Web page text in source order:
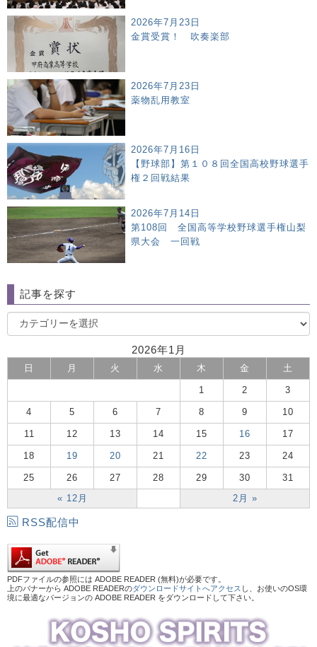
2026年7月23日
金賞受賞！ 吹奏楽部
2026年7月23日
薬物乱用教室
2026年7月16日
【野球部】第１０８回全国高校野球選手
権２回戦結果
2026年7月14日
第108回 全国高等学校野球選手権山梨
県大会 一回戦
記事を探す
2026年1月
日 月 火 水 木 金 土
« 12月 2月 »
1 2 3
4 5 6 7 8 9 10
11 12 13 14 15 16 17
18 19 20 21 22 23 24
25 26 27 28 29 30 31
RSS配信中
PDFファイルの参照には ADOBE READER (無料)が必要です。
上のバナーから ADOBE READERのダウンロードサイトへアクセス し、お使いのOS環
境に最適なバージョンの ADOBE READER をダウンロードして下さい。